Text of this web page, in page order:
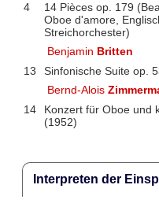
4
14 Pièces op. 179
Oboe d'amore,
Streichorchester)
Benjamin Britten
13
Sinfonische Suite op.
Bernd-Alois
14
Konzert für Oboe und
(1952)
Interpreten der